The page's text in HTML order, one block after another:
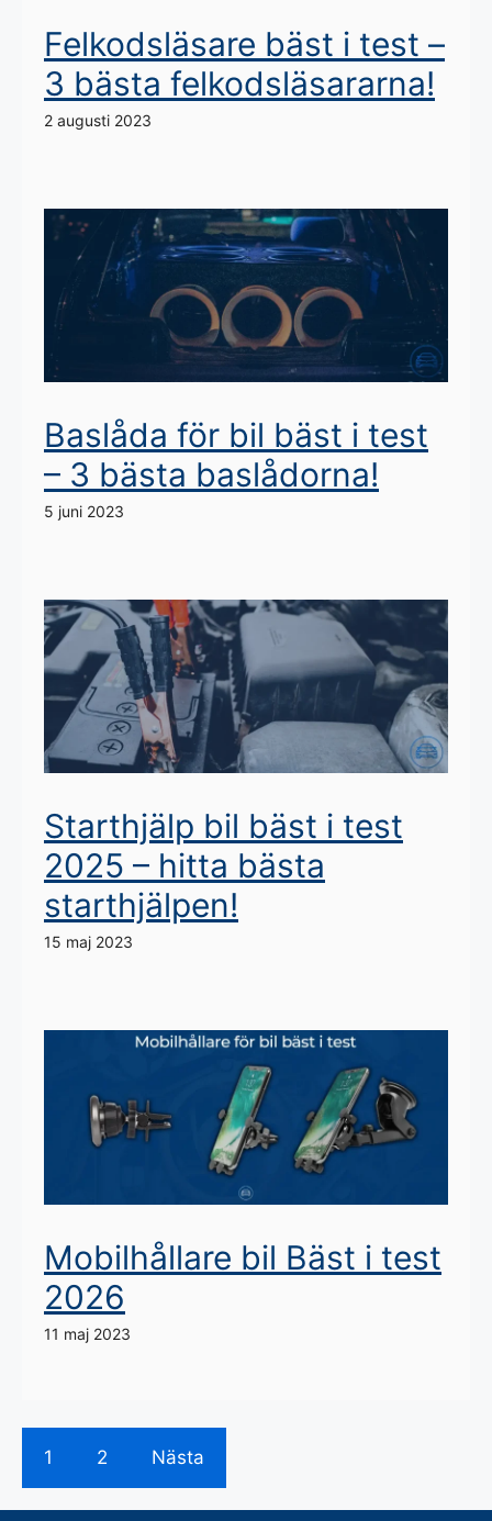
Felkodsläsare bäst i test –
3 bästa felkodsläsararna!
2 augusti 2023
Baslåda för bil bäst i test
– 3 bästa baslådorna!
5 juni 2023
Starthjälp bil bäst i test
2025 – hitta bästa
starthjälpen!
15 maj 2023
Mobilhållare bil Bäst i test
2026
11 maj 2023
1 2 Nästa